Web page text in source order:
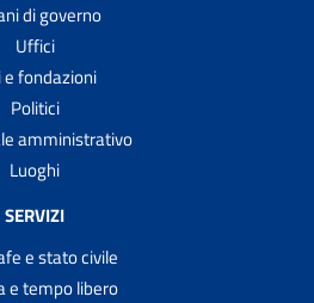
di governo
Uffici
e fondazioni
Politici
amministrativo
Luoghi
SERVIZI
e stato civile
e tempo libero